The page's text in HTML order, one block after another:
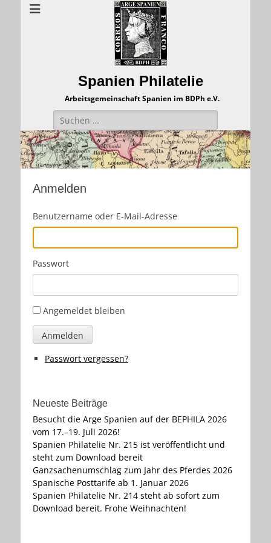
Spanien Philatelie
Arbeitsgemeinschaft Spanien im BDPh e.V.
Suchen
nach:
Anmelden
Benutzername oder E-Mail-Adresse
Passwort
Angemeldet bleiben
Anmelden
Passwort vergessen?
Neueste Beiträge
Besucht die Arge Spanien auf der BEPHILA 2026
vom 17.–19. Juli 2026!
Spanien Philatelie Nr. 215 ist veröffentlicht und
steht zum Download bereit
Ganzsachenumschlag zum Jahr des Pferdes 2026
Spanische Posttarife ab 1. Januar 2026
Spanien Philatelie Nr. 214 steht ab sofort zum
Download bereit. Frohe Weihnachten!